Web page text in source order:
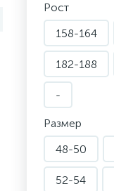
Рост
158-164
182-188
-
Размер
48-50
52-54